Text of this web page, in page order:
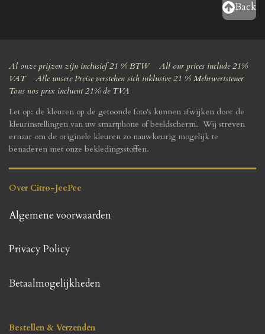
Back
Al onze prijzen zijn inclusief 21 % BTW All our prices include 21%
VAT Alle unsere Preise verstehen sich inklusive 21 % Mehrwertsteuer
Tous nos prix incluent 21% de TVA
Let op: de kleuren op de getoonde foto's kunnen afwijken door de
kleurinstellingen van uw smartphone of beeldscherm. Wij streven
ernaar om de originele kleuren zo nauwkeurig mogelijk te
benaderen met onze bekledingsstoffen.
Over Citro-JeePee
Algemene voorwaarden
Privacy Policy
Betaalmogelijkheden
Bestellen & Verzenden